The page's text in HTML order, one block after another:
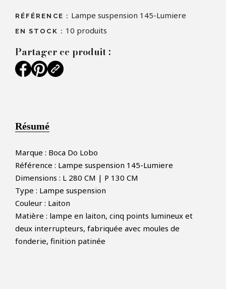
RÉFÉRENCE : Lampe suspension 145-Lumiere
EN STOCK : 10 produits
FAIRE UNE OFFRE
Partager ce produit :
Résumé
Marque : Boca Do Lobo
Référence : Lampe suspension 145-Lumiere
Dimensions : L 280 CM | P 130 CM
Type : Lampe suspension
Couleur : Laiton
Matière : lampe en laiton, cinq points lumineux et
deux interrupteurs, fabriquée avec moules de
fonderie, finition patinée